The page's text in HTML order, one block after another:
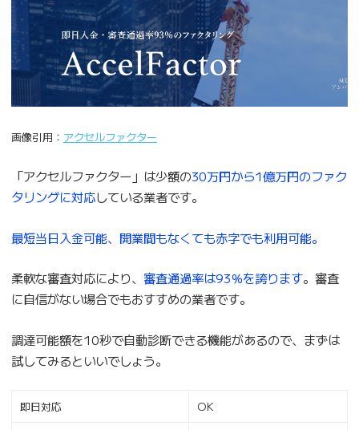
画像引用： アクセルファクター
「アクセルファクター」は少額の30万円から1億万円のファク
タリングに対応している業者です。
最短当日入金可能、開業間もなくても赤字でも利用可能。
柔軟な審査対応により、 審査通過率は93％を誇ります。審査
に自信がない場合でもおすすめの業者です。
調達可能額を10秒で自動診断できる機能があるので、まずは
試してみるといいでしょう。
即日対応 OK